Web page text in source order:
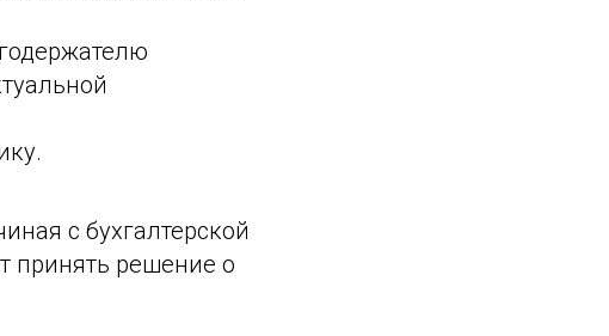
с бухгалтерской
принять решение о